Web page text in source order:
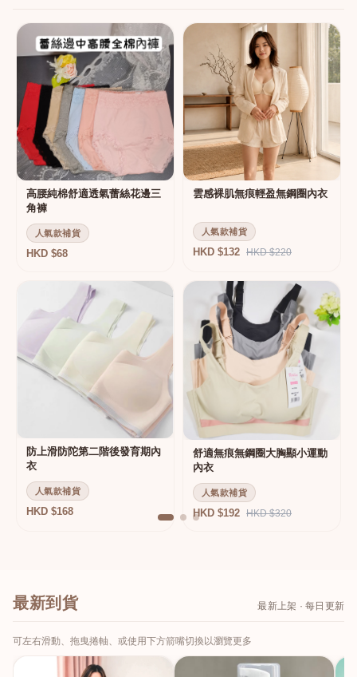
高腰純棉舒適透氣蕾絲花邊三
角褲
人氣款補貨
HKD $68
雲感裸肌無痕輕盈無鋼圈內衣
人氣款補貨
HKD $132 HKD $220
防上滑防陀第二階後發育期內
衣
人氣款補貨
HKD $168
舒適無痕無鋼圈大胸顯小運動
內衣
人氣款補貨
HKD $192 HKD $320
最新到貨 最新上架 · 每日更新
可左右滑動、拖曳捲軸、或使用下方箭嘴切換以瀏覽更多